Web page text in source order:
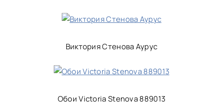
Виктория Стенова Аурус
Обои Victoria Stenova 889013